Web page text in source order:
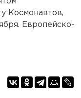
Космонавтов,
Европейско-